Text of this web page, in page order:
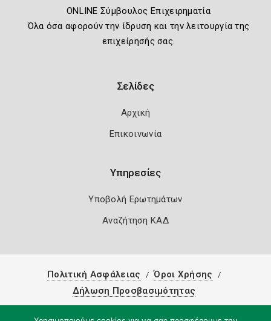
ONLINE Σύμβουλος Επιχειρηματία
Όλα όσα αφορούν την ίδρυση και την λειτουργία της
επιχείρησής σας.
Σελίδες
Αρχική
Επικοινωνία
Υπηρεσίες
Υποβολή Ερωτημάτων
Αναζήτηση ΚΑΔ
Πολιτική Ασφάλειας
Όροι Χρήσης
Δήλωση Προσβασιμότητας